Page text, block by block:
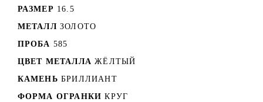
РАЗМЕР 16.5
МЕТАЛЛ ЗОЛОТО
ПРОБА 585
ЦВЕТ МЕТАЛЛА ЖЁЛТЫЙ
КАМЕНЬ БРИЛЛИАНТ
ФОРМА ОГРАНКИ КРУГ